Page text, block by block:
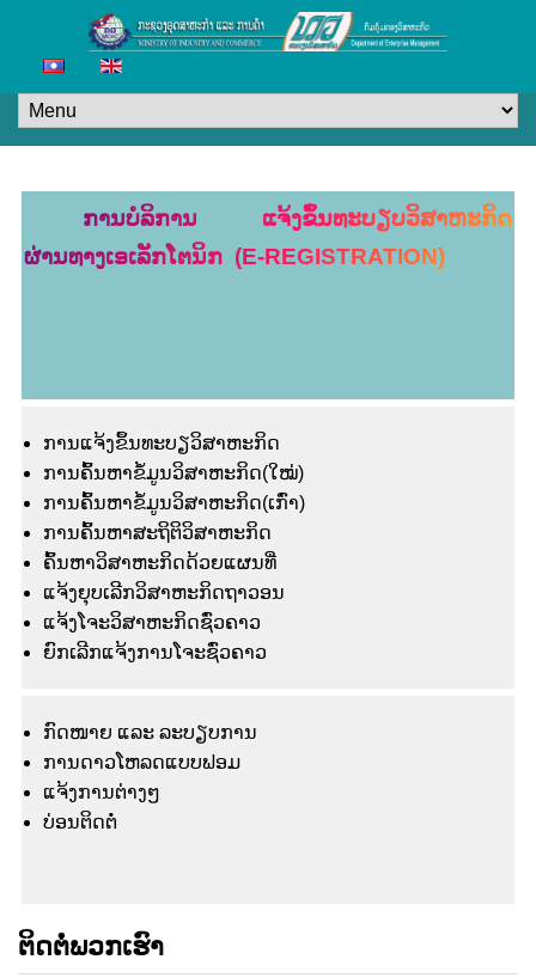
ການບໍລິການ ແຈ້ງຂຶ້ນທະບຽບວິສາຫະກິດ
ຜ່ານທາງເອເລັກໂຕນິກ (E-REGISTRATION)
ການແຈ້ງຂຶ້ນທະບຽວິສາຫະກິດ
ການຄົ້ນຫາຂໍ້ມູນວິສາຫະກິດ(ໃໝ່)
ການຄົ້ນຫາຂໍ້ມູນວິສາຫະກິດ(ເກົ່າ)
ການຄົ້ນຫາສະຖິຕິວິສາຫະກິດ
ຄົ້ນຫາວິສາຫະກິດດ້ວຍແຜນທີ່
ແຈ້ງຍຸບເລີກວິສາຫະກິດຖາວອນ
ແຈ້ງໂຈະວິສາຫະກິດຊົ່ວຄາວ
ຍົກເລີກແຈ້ງການໂຈະຊົ່ວຄາວ
ກົດໜາຍ ແລະ ລະບຽບການ
ການດາວໂຫລດແບບຟອມ
ແຈ້ງ​ການ​ຕ່າງໆ
ບ່ອນຕິດຕໍ່
ຕິດຕໍ່ພວກເຮົາ